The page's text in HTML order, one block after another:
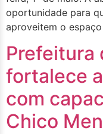
oportunidade para
aproveitem o
Prefeitura
fortalece
com
Chico